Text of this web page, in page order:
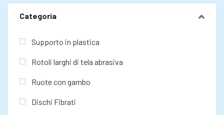
Categoria
Supporto in plastica
Rotoli larghi di tela abrasiva
Ruote con gambo
Dischi Fibrati